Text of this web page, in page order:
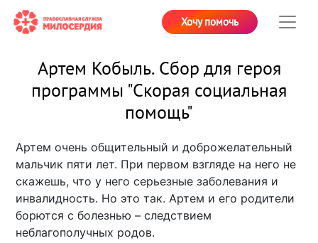
Хочу помочь
Артем Кобыль. Сбор для героя
программы "Скорая социальная
помощь"
Артем очень общительный и доброжелательный
мальчик пяти лет. При первом взгляде на него не
скажешь, что у него серьезные заболевания и
инвалидность. Но это так. Артем и его родители
борются с болезнью – следствием
неблагополучных родов.